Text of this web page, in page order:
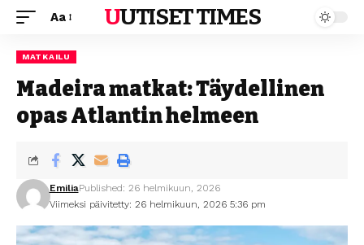
Aa UUTISET TIMES
MATKAILU
Madeira matkat: Täydellinen
opas Atlantin helmeen
Viimeksi päivitetty: 26 helmikuun, 2026 5:36 pm
EmiliaPublished: 26 helmikuun, 2026